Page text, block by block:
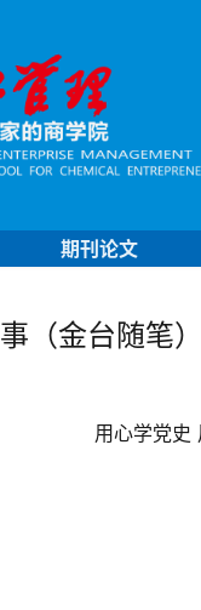
期刊论文
（金台随笔
用心学党史